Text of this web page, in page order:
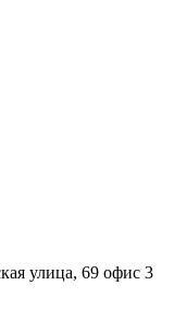
улица, 69 офис 3